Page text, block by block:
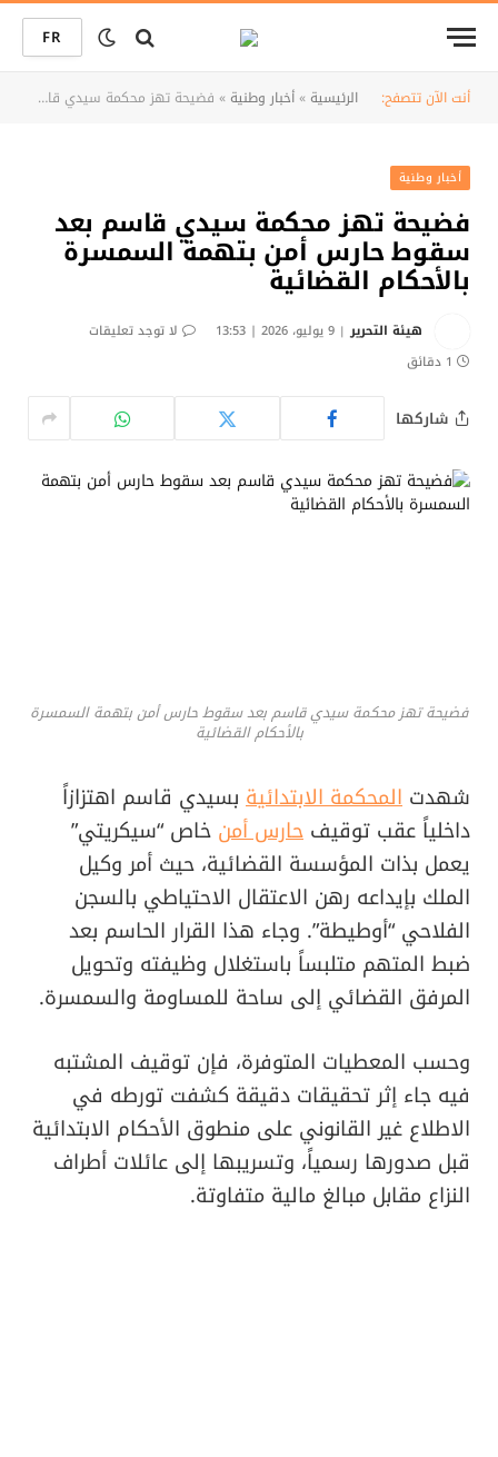
FR
أنت الآن تتصفح: الرئيسية»أخبار وطنية» فضيحة تهز محكمة سيدي قاسم بعد سقوط حارس أمن بتهمة السمسرة بالأحكام القضائية
أخبار وطنية
فضيحة تهز محكمة سيدي قاسم بعد
سقوط حارس أمن بتهمة السمسرة
بالأحكام القضائية
هيئة التحرير 9 يوليو، 2026 | 13:53
لا توجد تعليقات
1 دقائق
شاركها
فضيحة تهز محكمة سيدي قاسم بعد سقوط حارس أمن بتهمة السمسرة
بالأحكام القضائية
شهدت المحكمة الابتدائية بسيدي قاسم اهتزازاً
داخلياً عقب توقيف حارس أمن خاص “سيكريتي”
يعمل بذات المؤسسة القضائية، حيث أمر وكيل
الملك بإيداعه رهن الاعتقال الاحتياطي بالسجن
الفلاحي “أوطيطة”. وجاء هذا القرار الحاسم بعد
ضبط المتهم متلبساً باستغلال وظيفته وتحويل
المرفق القضائي إلى ساحة للمساومة والسمسرة.
​وحسب المعطيات المتوفرة، فإن توقيف المشتبه
فيه جاء إثر تحقيقات دقيقة كشفت تورطه في
الاطلاع غير القانوني على منطوق الأحكام الابتدائية
قبل صدورها رسمياً، وتسريبها إلى عائلات أطراف
النزاع مقابل مبالغ مالية متفاوتة.